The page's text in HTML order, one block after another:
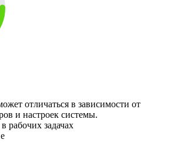
отличаться в зависимости от
и настроек системы.
рабочих задачах